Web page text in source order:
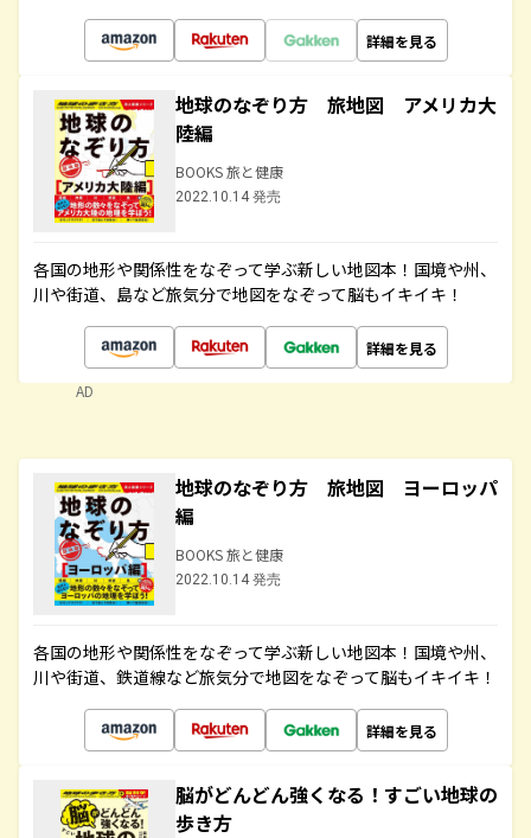
詳細を見る
地球のなぞり方 旅地図 アメリカ大
陸編
BOOKS 旅と健康
2022.10.14 発売
各国の地形や関係性をなぞって学ぶ新しい地図本！国境や州、
川や街道、島など旅気分で地図をなぞって脳もイキイキ！
詳細を見る
AD
地球のなぞり方 旅地図 ヨーロッパ
編
BOOKS 旅と健康
2022.10.14 発売
各国の地形や関係性をなぞって学ぶ新しい地図本！国境や州、
川や街道、鉄道線など旅気分で地図をなぞって脳もイキイキ！
詳細を見る
脳がどんどん強くなる！すごい地球の
歩き方